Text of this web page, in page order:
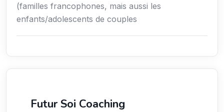
(familles francophones, mais aussi les
enfants/adolescents de couples
Futur Soi Coaching